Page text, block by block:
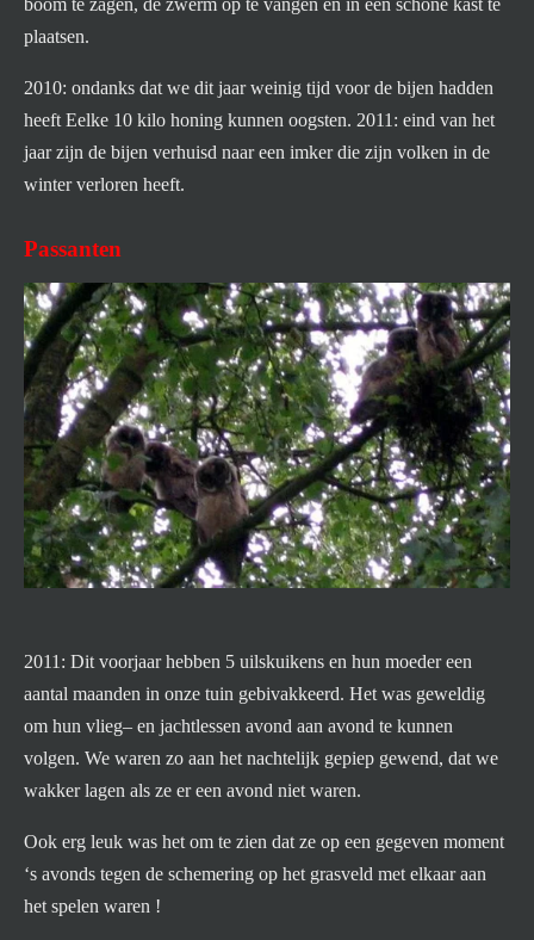
plaatsen.
2010: ondanks dat we dit jaar weinig tijd voor de bijen hadden
heeft Eelke 10 kilo honing kunnen oogsten. 2011: eind van het
jaar zijn de bijen verhuisd naar een imker die zijn volken in de
winter verloren heeft.
Passanten
2011: Dit voorjaar hebben 5 uilskuikens en hun moeder een
aantal maanden in onze tuin gebivakkeerd. Het was geweldig
om hun vlieg– en jachtlessen avond aan avond te kunnen
volgen. We waren zo aan het nachtelijk gepiep gewend, dat we
wakker lagen als ze er een avond niet waren.
Ook erg leuk was het om te zien dat ze op een gegeven moment
‘s avonds tegen de schemering op het grasveld met elkaar aan
het spelen waren !